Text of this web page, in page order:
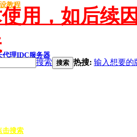
教程
代理IDC服务器
击搜索
用，如后续
搜索 搜索 热搜: 输入想要的